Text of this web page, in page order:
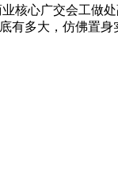
核心广交会工做
有多大，仿佛置